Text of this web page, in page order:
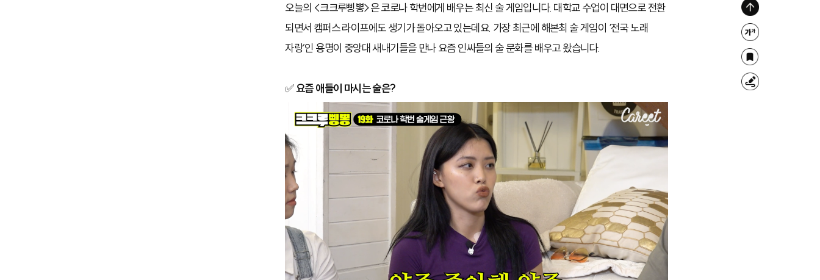
오늘의 <크크루삥뽕>은 코로나 학번에게 배우는 최신 술 게임입니다. 대학교 수업이 대면으로 전환
되면서 캠퍼스 라이프에도 생기가 돌아오고 있는데요. 가장 최근에 해본최 술 게임이 ‘전국 노래
자랑’인 용명이 중앙대 새내기들을 만나 요즘 인싸들의 술 문화를 배우고 왔습니다.
✅요즘 애들이 마시는 술은?
위
로
가
기
글
자
크
기
북
마
형